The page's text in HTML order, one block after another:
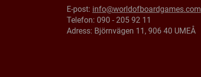
E-post: info@worldofboardgames.com
Telefon: 090 - 205 92 11
Adress: Björnvägen 11, 906 40 UMEÅ